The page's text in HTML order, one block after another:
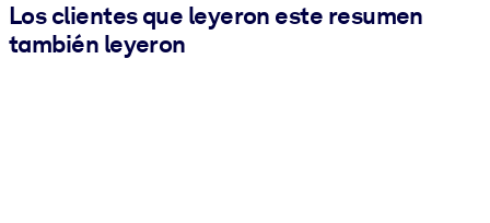
Los clientes que leyeron este resumen
también leyeron